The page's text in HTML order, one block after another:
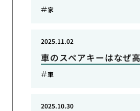
家
車のスペアキーはなぜ
2025.11.02
車
2025.10.30